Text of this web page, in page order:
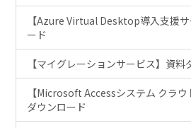
【Azure Virtual Desktop導入支援
ード
【マイグレーションサービス】資料
【Microsoft Accessシステム クラ
ダウンロード